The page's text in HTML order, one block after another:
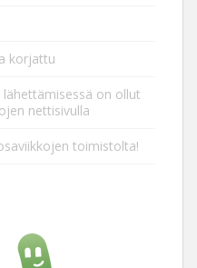
korjattu
on ollut
nettisivulla
toimistolta!